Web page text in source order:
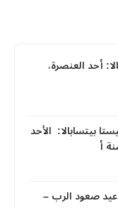
أحد العنصرة،
بيتسابالا: الأحد
أ
عيد صعود الرب –